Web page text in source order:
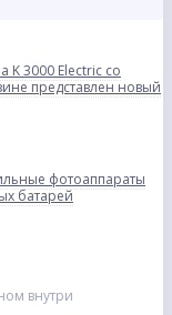
K 3000 Electric со
представлен новый
фотоаппараты
батарей
внутри